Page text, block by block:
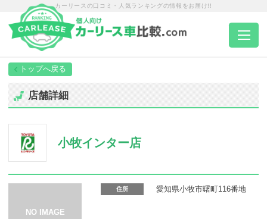
カーリースの口コミ・人気ランキングの情報をお届け!!
トップページ
エリア別ランキング
店舗詳細
小牧インター店
住所 愛知県小牧市曙町116番地